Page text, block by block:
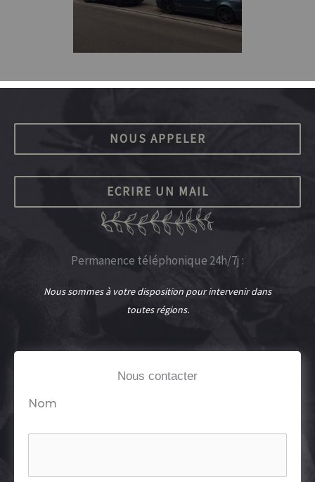
NOUS APPELER
ECRIRE UN MAIL
Permanence téléphonique 24h/7j :
Nous sommes à votre disposition pour intervenir dans
toutes régions.
Nous contacter
Nom